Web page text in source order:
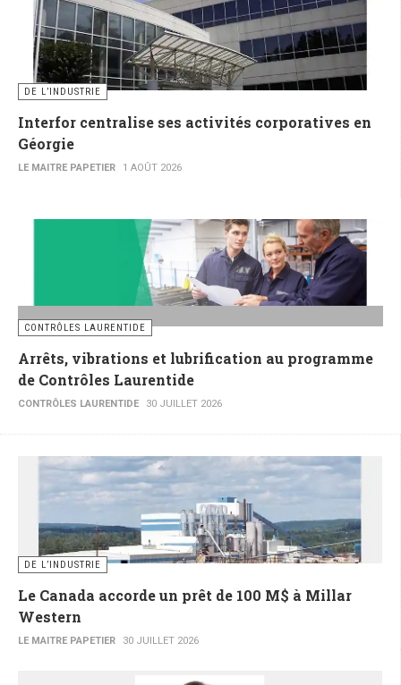
DE L’INDUSTRIE
Interfor centralise ses activités corporatives en
Géorgie
LE MAITRE PAPETIER 1 AOÛT 2026
CONTRÔLES LAURENTIDE
Arrêts, vibrations et lubrification au programme
de Contrôles Laurentide
CONTRÔLES LAURENTIDE 30 JUILLET 2026
DE L’INDUSTRIE
Le Canada accorde un prêt de 100 M$ à Millar
Western
LE MAITRE PAPETIER 30 JUILLET 2026